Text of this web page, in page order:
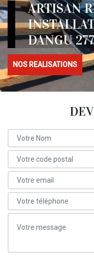
ARTISAN
DANGU
NOS REALISATIONS